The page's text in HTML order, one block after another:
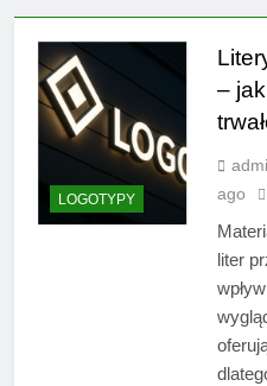
LOGOTYPY
–
ago
liter